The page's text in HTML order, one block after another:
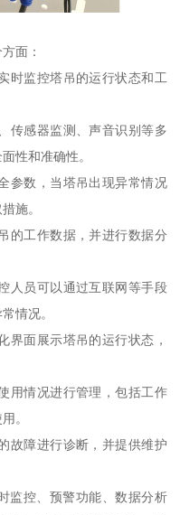
面：
时监控塔吊的运行状态和工
传感器监测、声音识别等多
性和准确性。
参数，当塔吊出现异常情况
施。
的工作数据，并进行数据分
人员可以通过互联网等手段
情况。
界面展示塔吊的运行状态，
用情况进行管理，包括工作
。
故障进行诊断，并提供维护
监控、预警功能、数据分析